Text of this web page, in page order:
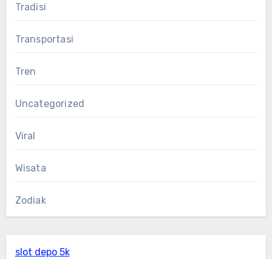
Tradisi
Transportasi
Tren
Uncategorized
Viral
Wisata
Zodiak
slot depo 5k